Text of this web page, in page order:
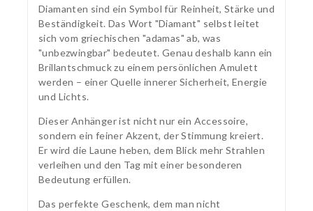
Diamanten sind ein Symbol für Reinheit, Stärke und
Beständigkeit. Das Wort "Diamant" selbst leitet
sich vom griechischen "adamas" ab, was
"unbezwingbar" bedeutet. Genau deshalb kann ein
Brillantschmuck zu einem persönlichen Amulett
werden – einer Quelle innerer Sicherheit, Energie
und Lichts.
Dieser Anhänger ist nicht nur ein Accessoire,
sondern ein feiner Akzent, der Stimmung kreiert.
Er wird die Laune heben, dem Blick mehr Strahlen
verleihen und den Tag mit einer besonderen
Bedeutung erfüllen.
Das perfekte Geschenk, dem man nicht